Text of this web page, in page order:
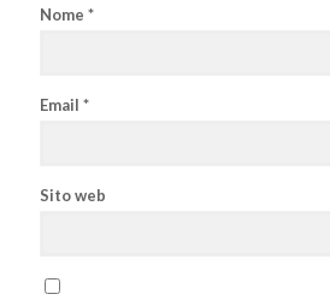
Nome *
Email *
Sito web